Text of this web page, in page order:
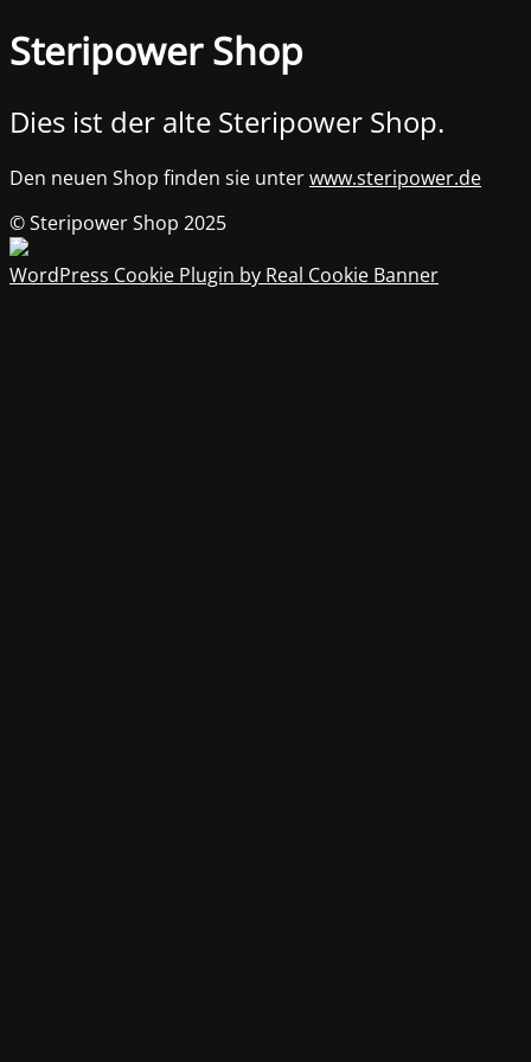
Steripower Shop
Dies ist der alte Steripower Shop.
Den neuen Shop finden sie unterwww.steripower.de
© Steripower Shop 2025
WordPress Cookie Plugin by Real Cookie Banner